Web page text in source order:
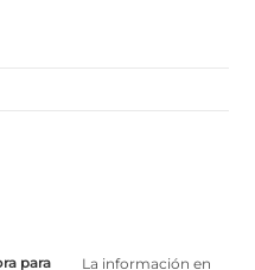
para
La información en